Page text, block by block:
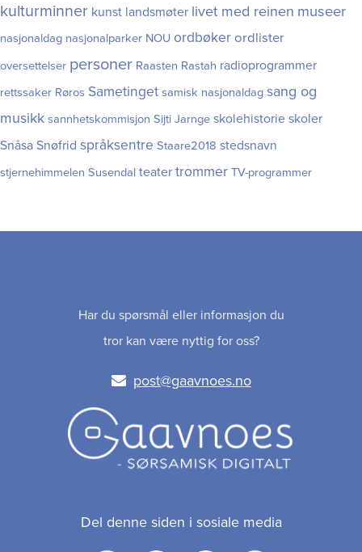
kulturminner kunst landsmøter livet med reinen museer
nasjonaldag nasjonalparker NOU ordbøker ordlister
oversettelser personer Raasten Rastah radioprogrammer
rettssaker Røros Sametinget samisk nasjonaldag sang og
musikk sannhetskommisjon Sijti Jarnge skolehistorie skoler
Snåsa Snøfrid språksentre Staare2018 stedsnavn
stjernehimmelen Susendal teater trommer TV-programmer
Har du spørsmål eller informasjon du
tror kan være nyttig for oss?
post@gaavnoes.no
Del denne siden i sosiale media